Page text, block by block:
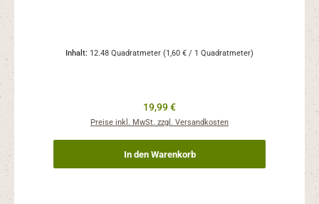
Inhalt: 12.48 Quadratmeter (1,60 € / 1 Quadratmeter)
Regulärer Preis:
19,99 €
Preise inkl. MwSt. zzgl. Versandkosten
In den Warenkorb